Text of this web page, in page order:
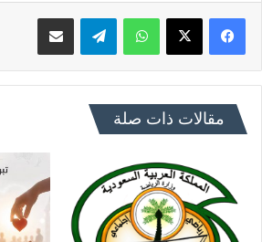
فيسبوك X واتساب تيلقرام
مقالات ذات صلة